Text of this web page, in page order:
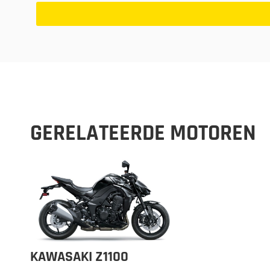
GERELATEERDE MOTOREN
KAWASAKI Z1100